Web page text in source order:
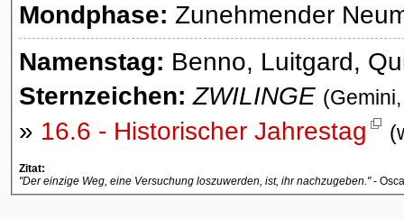
Mondphase: Zunehmender
Namenstag: Benno, Luitgard,
Sternzeichen: ZWILINGE
» 16.6 - Historischer Jahrestag
Zitat:
"Der einzige Weg, eine Versuchung loszuwerden, ist, ihr nachzugeben."-